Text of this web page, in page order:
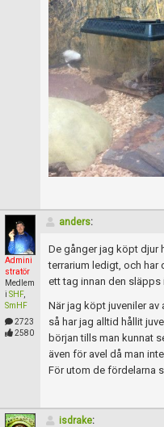
Admini
stratör
Medlem
i SHF,
SmHF
2723
2580
anders:
De gånger jag köpt djur
terrarium ledigt, och har
ett tag innan den släpps
När jag köpt juveniler av
så har jag alltid hållit
början tills man kunnat
även för avel då man
För utom de fördelarna
isdrake: